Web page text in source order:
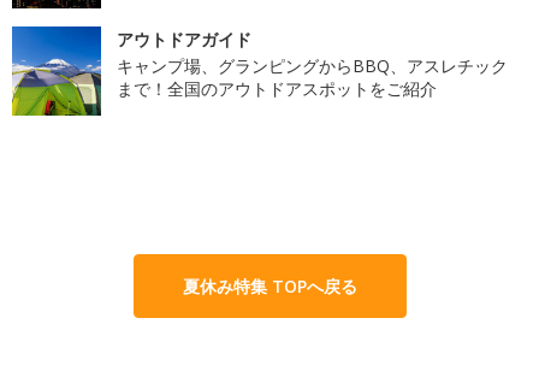
アウトドアガイド
キャンプ場、グランピングからBBQ、アスレチック
まで！全国のアウトドアスポットをご紹介
夏休み特集 TOPへ戻る